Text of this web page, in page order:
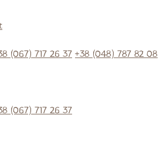
(067) 717 26 37 +38 (048) 787 82 08
(067) 717 26 37